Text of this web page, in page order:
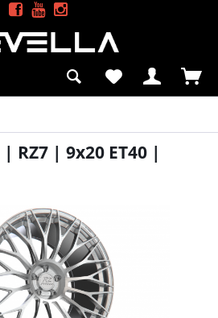
| RZ7 | 9x20 ET40 |